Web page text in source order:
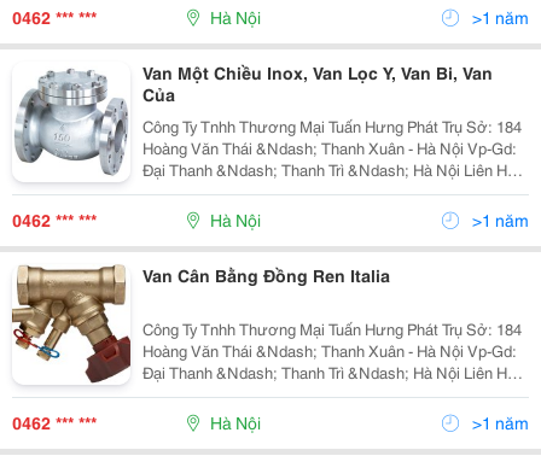
0462 *** *** Hà Nội >1 năm
Van Một Chiều Inox, Van Lọc Y, Van Bi, Van
Của
Công Ty Tnhh Thương Mại Tuấn Hưng Phát Trụ Sở: 184
Hoàng Văn Thái &Ndash; Thanh Xuân - Hà Nội Vp-Gd:
Đại Thanh &Ndash; Thanh Trì &Ndash; Hà Nội Liên Hệ:
Mr Tuấn - Phòng Kinh Doanh
0462 *** *** Hà Nội >1 năm
Van Cân Bằng Đồng Ren Italia
Công Ty Tnhh Thương Mại Tuấn Hưng Phát Trụ Sở: 184
Hoàng Văn Thái &Ndash; Thanh Xuân - Hà Nội Vp-Gd:
Đại Thanh &Ndash; Thanh Trì &Ndash; Hà Nội Liên Hệ:
Mr Tuấn - Phòng Kinh Doanh
0462 *** *** Hà Nội >1 năm